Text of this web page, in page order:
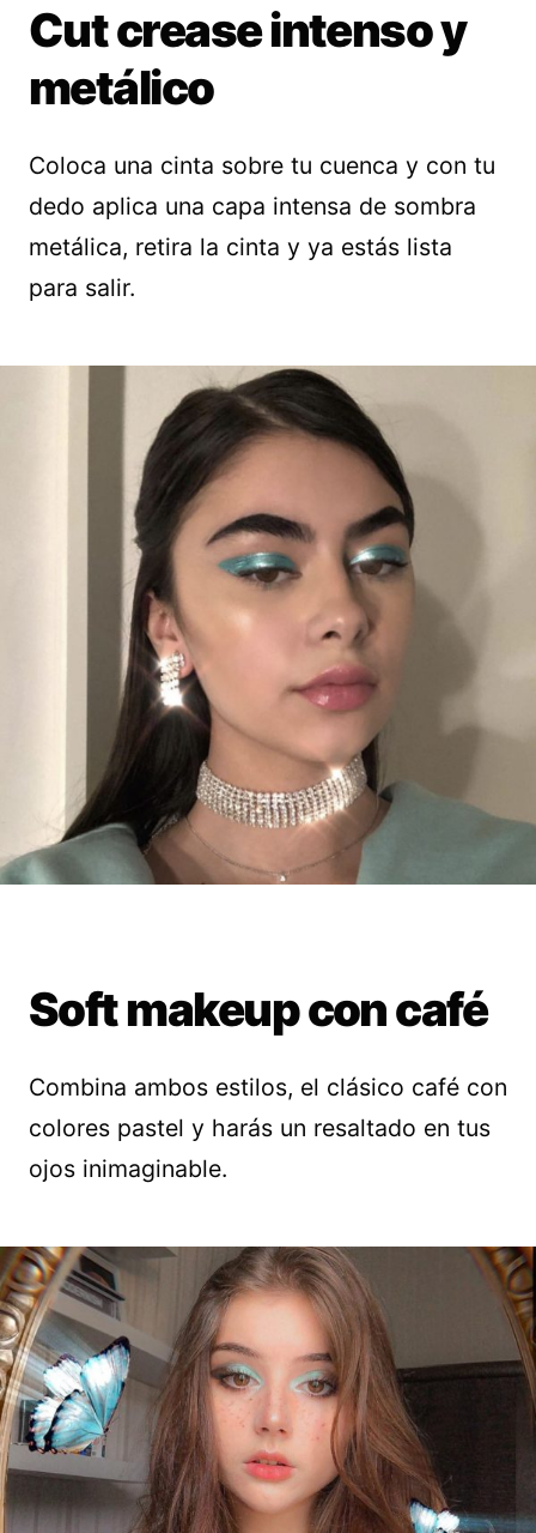
Cut crease intenso y
metálico
Coloca una cinta sobre tu cuenca y con tu
dedo aplica una capa intensa de sombra
metálica, retira la cinta y ya estás lista
para salir.
Soft makeup con café
Combina ambos estilos, el clásico café con
colores pastel y harás un resaltado en tus
ojos inimaginable.